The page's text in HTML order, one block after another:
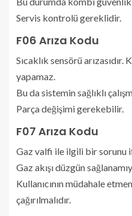
Servis kontrolü gereklidir.
F06 Arıza Kodu
Sıcaklık sensörü
yapamaz.
Bu da sistemin sağlıklı
Parça değişimi gerekebilir.
F07 Arıza Kodu
Gaz valfi ile ilgili bir sorunu
Gaz akışı düzgün
Kullanıcının müdahale
çağırılmalıdır.